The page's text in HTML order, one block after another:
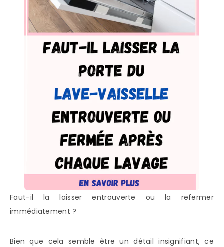
Faut-il la laisser entrouverte ou la refermer
immédiatement ?
Bien que cela semble être un détail insignifiant, ce